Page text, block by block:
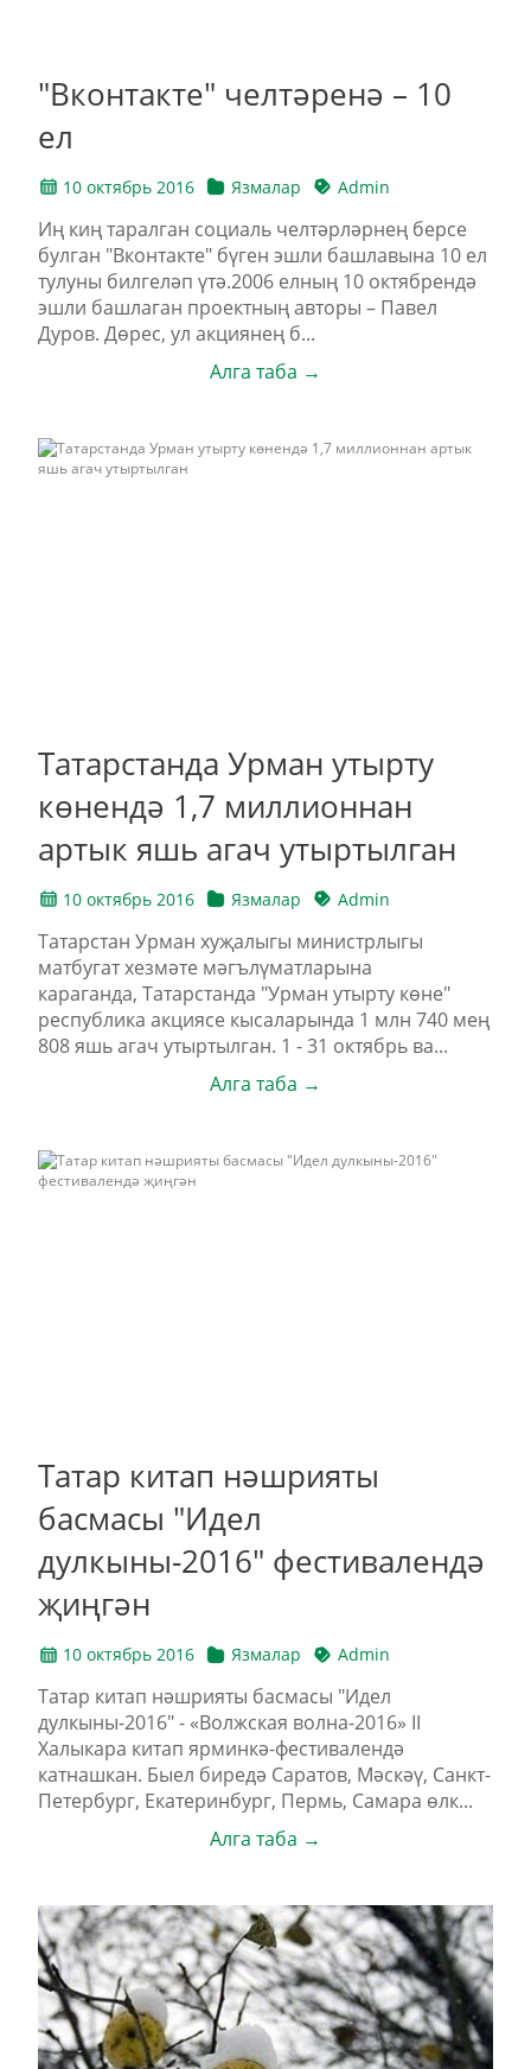
"Вконтакте" челтәренә – 10
ел
10 октябрь 2016 Язмалар Admin
Иң киң таралган социаль челтәрләрнең берсе
булган "Вконтакте" бүген эшли башлавына 10 ел
тулуны билгеләп үтә.2006 елның 10 октябрендә
эшли башлаган проектның авторы – Павел
Дуров. Дөрес, ул акциянең б...
Алга таба →
Татарстанда Урман утырту
көнендә 1,7 миллионнан
артык яшь агач утыртылган
10 октябрь 2016 Язмалар Admin
Татарстан Урман хуҗалыгы министрлыгы
матбугат хезмәте мәгълүматларына
караганда, Татарстанда "Урман утырту көне"
республика акциясе кысаларында 1 млн 740 мең
808 яшь агач утыртылган. 1 - 31 октябрь ва...
Алга таба →
Татар китап нәшрияты
басмасы "Идел
дулкыны-2016" фестивалендә
җиңгән
10 октябрь 2016 Язмалар Admin
Татар китап нәшрияты басмасы "Идел
дулкыны-2016" - «Волжская волна-2016» II
Халыкара китап ярминкә-фестивалендә
катнашкан. Быел биредә Саратов, Мәскәү, Санкт-
Петербург, Екатеринбург, Пермь, Самара өлк...
Алга таба →